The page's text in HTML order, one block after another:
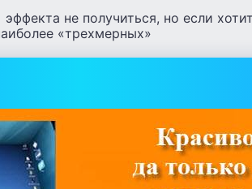
не получиться, но если
«трехмерных»